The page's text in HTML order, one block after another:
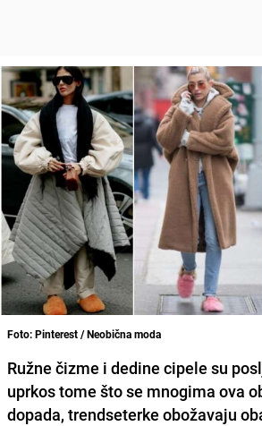
Foto: Pinterest / Neobična moda
Ružne čizme i dedine cipele su
uprkos tome što se mnogima ova
dopada, trendseterke obožavaju